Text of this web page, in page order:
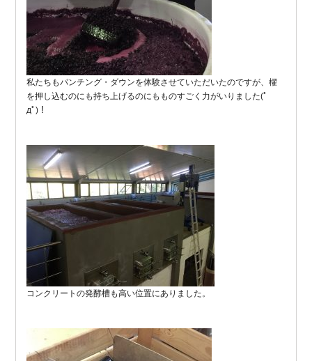
私たちもパンチング・ダウンを体験させていただいたのですが、櫂
を押し込むのにも持ち上げるのにもものすごく力がいりました(ﾟ
дﾟ)！
コンクリートの発酵槽も高い位置にありました。